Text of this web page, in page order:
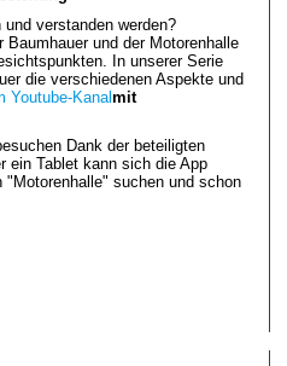
verstanden werden?
und der Motorenhalle
In unserer Serie
die verschiedenen Aspekte und
Youtube-Kanalmit
Dank der beteiligten
ein Tablet kann sich die App
suchen und schon